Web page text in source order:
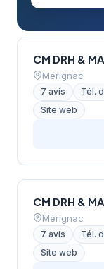
CM DRH &
Mérignac
7 avis Tél.
Site web
CM DRH &
Mérignac
7 avis Tél.
Site web